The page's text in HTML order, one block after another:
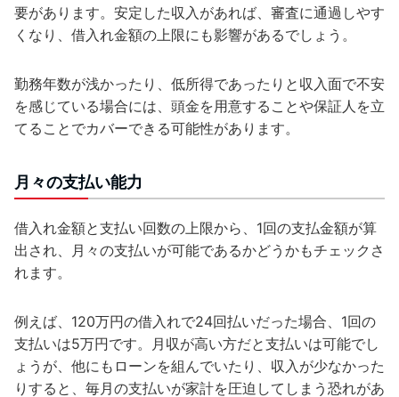
要があります。安定した収入があれば、審査に通過しやす
くなり、借入れ金額の上限にも影響があるでしょう。
勤務年数が浅かったり、低所得であったりと収入面で不安
を感じている場合には、頭金を用意することや保証人を立
てることでカバーできる可能性があります。
月々の支払い能力
借入れ金額と支払い回数の上限から、1回の支払金額が算
出され、月々の支払いが可能であるかどうかもチェックさ
れます。
例えば、120万円の借入れで24回払いだった場合、1回の
支払いは5万円です。月収が高い方だと支払いは可能でし
ょうが、他にもローンを組んでいたり、収入が少なかった
りすると、毎月の支払いが家計を圧迫してしまう恐れがあ